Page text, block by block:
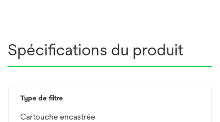
Spécifications du produit
Type de filtre
Cartouche encastrée